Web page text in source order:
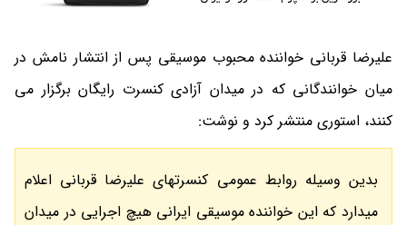
علیرضا قربانی خواننده محبوب موسیقی پس از انتشار نامش در
میان خوانندگانی که در میدان آزادی کنسرت رایگان برگزار می
کنند، استوری منتشر کرد و نوشت:
بدین وسیله روابط عمومی کنسرتهای علیرضا قربانی اعلام
میدارد که این خواننده موسیقی ایرانی هیچ اجرایی در میدان